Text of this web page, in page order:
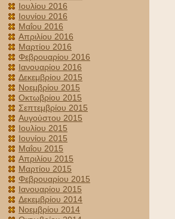
Ιουλίου 2016
Ιουνίου 2016
Μαΐου 2016
Απριλίου 2016
Μαρτίου 2016
Φεβρουαρίου 2016
Ιανουαρίου 2016
Δεκεμβρίου 2015
Νοεμβρίου 2015
Οκτωβρίου 2015
Σεπτεμβρίου 2015
Αυγούστου 2015
Ιουλίου 2015
Ιουνίου 2015
Μαΐου 2015
Απριλίου 2015
Μαρτίου 2015
Φεβρουαρίου 2015
Ιανουαρίου 2015
Δεκεμβρίου 2014
Νοεμβρίου 2014